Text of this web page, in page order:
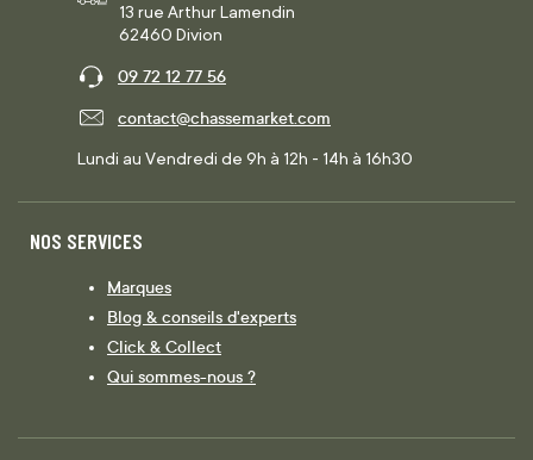
13 rue Arthur Lamendin
62460 Divion
09 72 12 77 56
contact@chassemarket.com
Lundi au Vendredi de 9h à 12h - 14h à 16h30
NOS SERVICES
Marques
Blog & conseils d'experts
Click & Collect
Qui sommes-nous ?